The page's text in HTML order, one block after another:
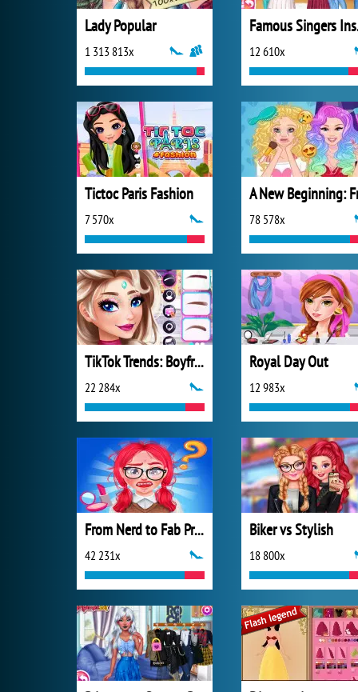
Lady Popular
1 313 813x 12 610x
Tictoc Paris Fashion
7 570x 78 578x
TikTok Trends: Boyfriend Fashion
22 284x
Royal Day Out
12 983x
From Nerd to Fab Prom Edition
42 231x
Biker vs Stylish
18 800x